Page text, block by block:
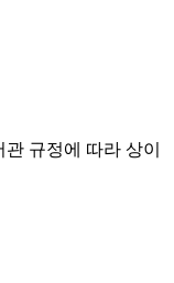
규정에 따라 상이